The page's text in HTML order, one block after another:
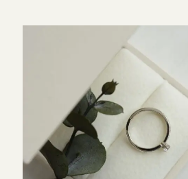
よくあるご質問
アフターケア・保証
CRAFYについて
CRAFYについて
結婚指輪手作り工房
表参道店 来
吉祥寺店 来店